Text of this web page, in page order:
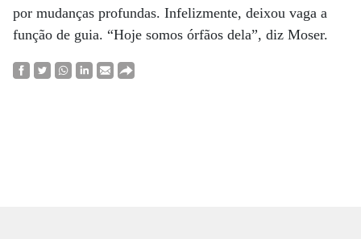
por mudanças profundas. Infelizmente, deixou vaga a
função de guia. “Hoje somos órfãos dela”, diz Moser.